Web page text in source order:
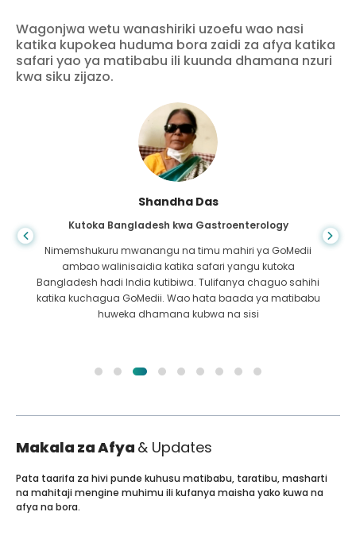
Wagonjwa wetu wanashiriki uzoefu wao nasi
katika kupokea huduma bora zaidi za afya katika
safari yao ya matibabu ili kuunda dhamana nzuri
kwa siku zijazo.
Shandha Das
Kutoka Bangladesh kwa Gastroenterology
Nimemshukuru mwanangu na timu mahiri ya GoMedii
ambao walinisaidia katika safari yangu kutoka
Bangladesh hadi India kutibiwa. Tulifanya chaguo sahihi
katika kuchagua GoMedii. Wao hata baada ya matibabu
huweka dhamana kubwa na sisi
Makala za Afya & Updates
Pata taarifa za hivi punde kuhusu matibabu, taratibu, masharti
na mahitaji mengine muhimu ili kufanya maisha yako kuwa na
afya na bora.